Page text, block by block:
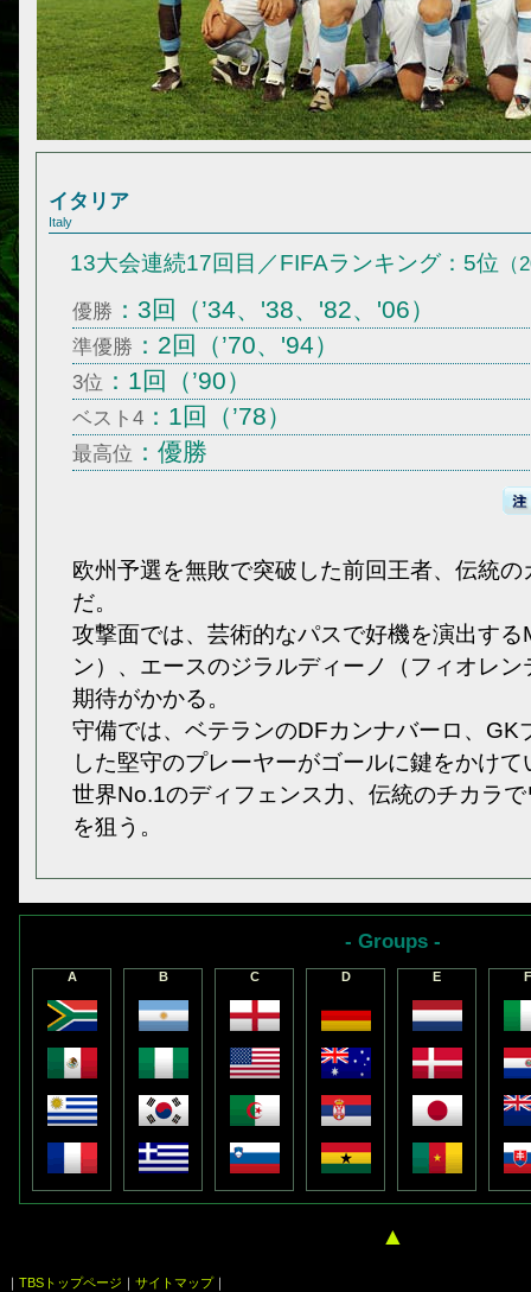
イタリア
Italy
13大会連続17回目／FIFAランキング：5位
優勝 ：3回（’34、'38、'82、'06）
準優勝 ：2回（’70、'94）
3位 ：1回（’90）
ベスト4 ：1回（’78）
最高位 ：優勝
欧州予選を無敗で突破した前回王者、伝統
だ。
攻撃面では、芸術的なパスで好機を演出す
ン）、エースのジラルディーノ（フィオレ
期待がかかる。
守備では、ベテランのDFカンナバーロ、GK
した堅守のプレーヤーがゴールに鍵をかけて
世界No.1のディフェンス力、伝統のチカラ
を狙う。
- Groups -
A B C D E F
▲
｜ TBSトップページ ｜ サイトマップ｜